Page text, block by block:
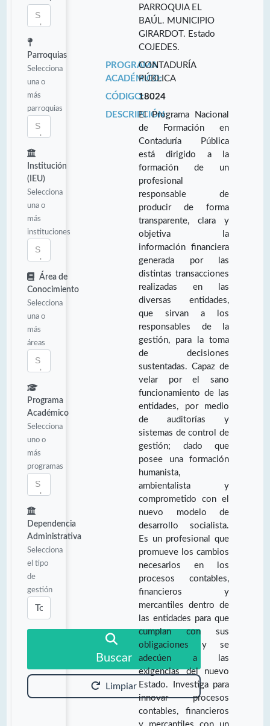
Parroquias
Selecciona
una o
más
parroquias
Institución
(IEU)
Selecciona
una o
más
instituciones
Área de
Conocimiento
Selecciona
una o
más
áreas
Programa
Académico
Selecciona
uno o
más
programas
Dependencia
Administrativa
Selecciona
el tipo
de
gestión
Buscar
Limpiar
PARROQUIA EL
BAÚL. MUNICIPIO
GIRARDOT. Estado
COJEDES.
PROGRAMA
ACADÉMICO:
CONTADURÍA
PÚBLICA
CÓDIGO:18024
DESCRIPCIÓN:El Programa Nacional
de Formación en
Contaduría Pública
está dirigido a la
formación de un
profesional
responsable de
producir de forma
transparente, clara y
objetiva la
información financiera
generada por las
distintas transacciones
realizadas en las
diversas entidades,
que sirvan a los
responsables de la
gestión, para la toma
de decisiones
sustentadas. Capaz de
velar por el sano
funcionamiento de las
entidades, por medio
de auditorías y
sistemas de control de
gestión; dado que
posee una formación
humanista,
ambientalista y
comprometido con el
nuevo modelo de
desarrollo socialista.
Es un profesional que
promueve los cambios
necesarios en los
procesos contables,
financieros y
mercantiles dentro de
las entidades para que
cumplan con sus
obligaciones y se
adecúen a las
exigencias del nuevo
Estado. Investiga para
innovar procesos
contables, financieros